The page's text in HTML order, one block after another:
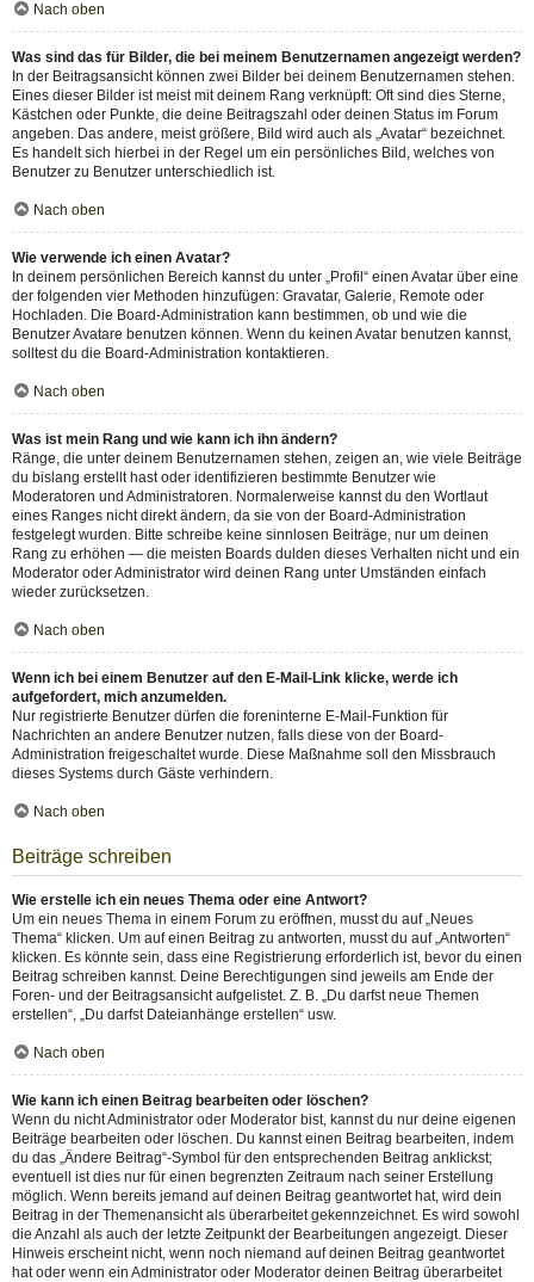
Nach oben
Was sind das für Bilder, die bei meinem Benutzernamen angezeigt werden?
In der Beitragsansicht können zwei Bilder bei deinem Benutzernamen stehen.
Eines dieser Bilder ist meist mit deinem Rang verknüpft: Oft sind dies Sterne,
Kästchen oder Punkte, die deine Beitragszahl oder deinen Status im Forum
angeben. Das andere, meist größere, Bild wird auch als „Avatar“ bezeichnet.
Es handelt sich hierbei in der Regel um ein persönliches Bild, welches von
Benutzer zu Benutzer unterschiedlich ist.
Nach oben
Wie verwende ich einen Avatar?
In deinem persönlichen Bereich kannst du unter „Profil“ einen Avatar über eine
der folgenden vier Methoden hinzufügen: Gravatar, Galerie, Remote oder
Hochladen. Die Board-Administration kann bestimmen, ob und wie die
Benutzer Avatare benutzen können. Wenn du keinen Avatar benutzen kannst,
solltest du die Board-Administration kontaktieren.
Nach oben
Was ist mein Rang und wie kann ich ihn ändern?
Ränge, die unter deinem Benutzernamen stehen, zeigen an, wie viele Beiträge
du bislang erstellt hast oder identifizieren bestimmte Benutzer wie
Moderatoren und Administratoren. Normalerweise kannst du den Wortlaut
eines Ranges nicht direkt ändern, da sie von der Board-Administration
festgelegt wurden. Bitte schreibe keine sinnlosen Beiträge, nur um deinen
Rang zu erhöhen — die meisten Boards dulden dieses Verhalten nicht und ein
Moderator oder Administrator wird deinen Rang unter Umständen einfach
wieder zurücksetzen.
Nach oben
Wenn ich bei einem Benutzer auf den E-Mail-Link klicke, werde ich
aufgefordert, mich anzumelden.
Nur registrierte Benutzer dürfen die foreninterne E-Mail-Funktion für
Nachrichten an andere Benutzer nutzen, falls diese von der Board-
Administration freigeschaltet wurde. Diese Maßnahme soll den Missbrauch
dieses Systems durch Gäste verhindern.
Nach oben
Beiträge schreiben
Wie erstelle ich ein neues Thema oder eine Antwort?
Um ein neues Thema in einem Forum zu eröffnen, musst du auf „Neues
Thema“ klicken. Um auf einen Beitrag zu antworten, musst du auf „Antworten“
klicken. Es könnte sein, dass eine Registrierung erforderlich ist, bevor du einen
Beitrag schreiben kannst. Deine Berechtigungen sind jeweils am Ende der
Foren- und der Beitragsansicht aufgelistet. Z. B. „Du darfst neue Themen
erstellen“, „Du darfst Dateianhänge erstellen“ usw.
Nach oben
Wie kann ich einen Beitrag bearbeiten oder löschen?
Wenn du nicht Administrator oder Moderator bist, kannst du nur deine eigenen
Beiträge bearbeiten oder löschen. Du kannst einen Beitrag bearbeiten, indem
du das „Ändere Beitrag“-Symbol für den entsprechenden Beitrag anklickst;
eventuell ist dies nur für einen begrenzten Zeitraum nach seiner Erstellung
möglich. Wenn bereits jemand auf deinen Beitrag geantwortet hat, wird dein
Beitrag in der Themenansicht als überarbeitet gekennzeichnet. Es wird sowohl
die Anzahl als auch der letzte Zeitpunkt der Bearbeitungen angezeigt. Dieser
Hinweis erscheint nicht, wenn noch niemand auf deinen Beitrag geantwortet
hat oder wenn ein Administrator oder Moderator deinen Beitrag überarbeitet